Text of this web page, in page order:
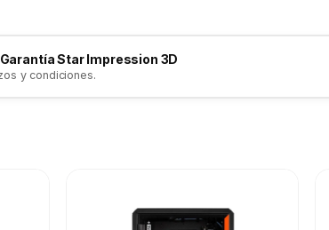
Star Impression 3D
y condiciones.